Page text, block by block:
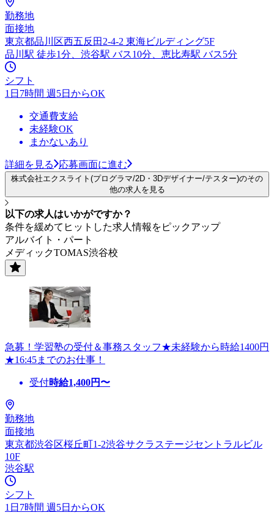
勤務地
面接地
東京都品川区西五反田2-4-2 東海ビルディング5F
品川駅 徒歩1分、渋谷駅 バス10分、恵比寿駅 バス5分
シフト
1日7時間 週5日からOK
交通費支給
未経験OK
まかないあり
詳細を見る 応募画面に進む
株式会社エクスライト(プログラマ/2D・3Dデザイナー/テスター)のその
他の求人を見る
以下の求人はいかがですか？
条件を緩めてヒットした求人情報をピックアップ
アルバイト・パート
メディックTOMAS渋谷校
急募！学習塾の受付＆事務スタッフ★未経験から時給1400円
★16:45までのお仕事！
受付時給1,400円〜
勤務地
面接地
東京都渋谷区桜丘町1-2渋谷サクラステージセントラルビル
10F
渋谷駅
シフト
1日7時間 週5日からOK